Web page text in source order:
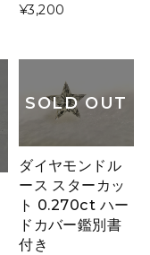
¥3,200
SOLD OUT
ダイヤモンドル
ース スターカッ
ト 0.270ct ハー
ドカバー鑑別書
付き